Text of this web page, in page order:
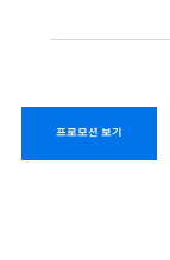
프로모션 보기